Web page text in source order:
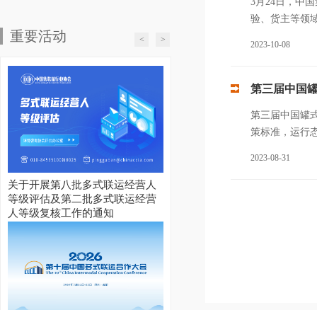
重要活动 < >
关于开展第八批多式联运经营人
等级评估及第二批多式联运经营
人等级复核工作的通知
验、货主等领
2023-10-08
第三届中国
第三届中国罐
策标准，运行
2023-08-31